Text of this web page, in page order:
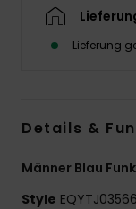
Lieferung
Details &
Männer Blau
Style EQYTJ03566